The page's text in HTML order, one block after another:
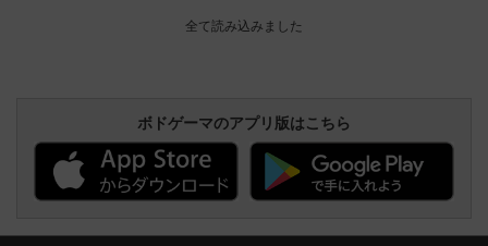
アクセス数 急上昇中
487 PT